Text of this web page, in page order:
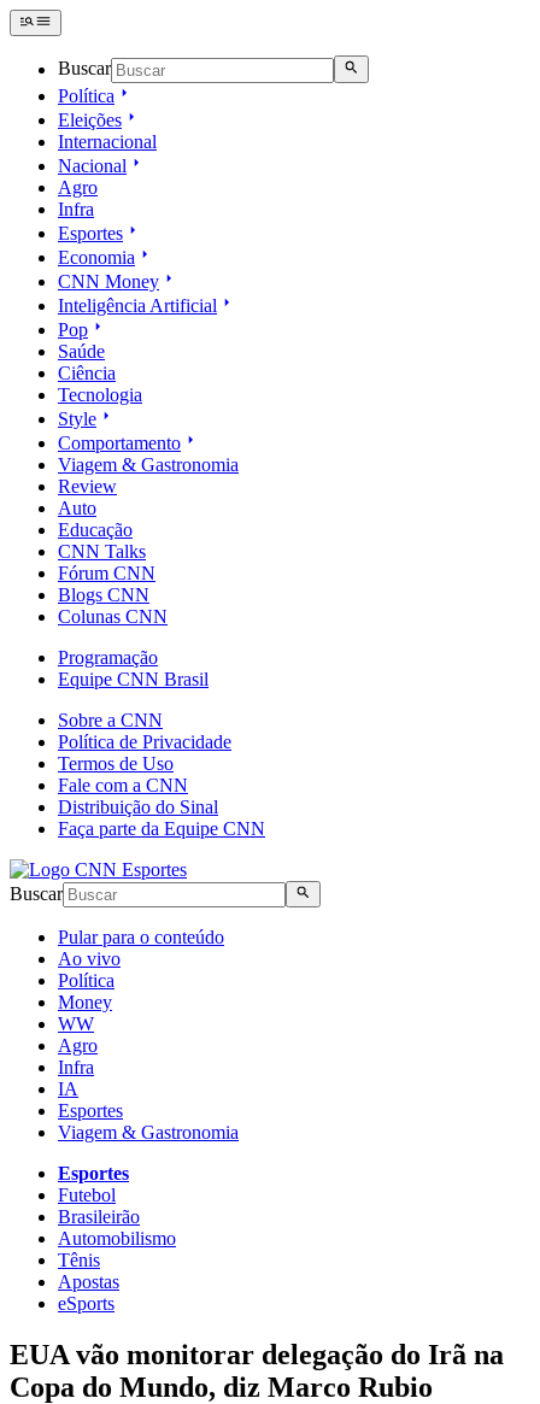
Buscar
Política
Eleições
Internacional
Nacional
Agro
Infra
Esportes
Economia
CNN Money
Inteligência Artificial
Pop
Saúde
Ciência
Tecnologia
Style
Comportamento
Viagem & Gastronomia
Review
Auto
Educação
CNN Talks
Fórum CNN
Blogs CNN
Colunas CNN
Programação
Equipe CNN Brasil
Sobre a CNN
Política de Privacidade
Termos de Uso
Fale com a CNN
Distribuição do Sinal
Faça parte da Equipe CNN
Buscar
Pular para o conteúdo
Ao vivo
Política
Money
WW
Agro
Infra
IA
Esportes
Viagem & Gastronomia
Esportes
Futebol
Brasileirão
Automobilismo
Tênis
Apostas
eSports
EUA vão monitorar delegação do Irã na
Copa do Mundo, diz Marco Rubio